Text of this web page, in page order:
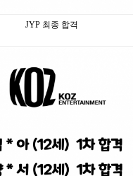
JYP 최종 합격